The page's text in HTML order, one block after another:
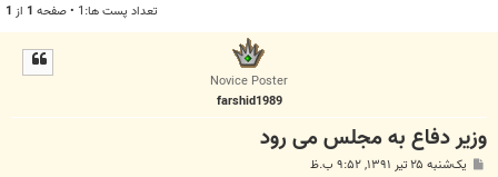
تعداد پست ها:1 • صفحه 1 از 1
Novice Poster
farshid1989
وزیر دفاع به مجلس می رود
یک‌شنبه ۲۵ تیر ۱۳۹۱, ۹:۵۲ ب.ظ